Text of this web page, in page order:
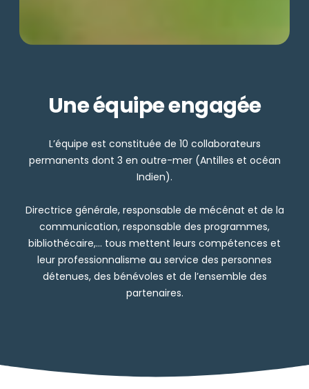
Une équipe engagée
L’équipe est constituée de 10 collaborateurs
permanents dont 3 en outre-mer (Antilles et océan
Indien).
Directrice générale, responsable de mécénat et de la
communication, responsable des programmes,
bibliothécaire,... tous mettent leurs compétences et
leur professionnalisme au service des personnes
détenues, des bénévoles et de l’ensemble des
partenaires.